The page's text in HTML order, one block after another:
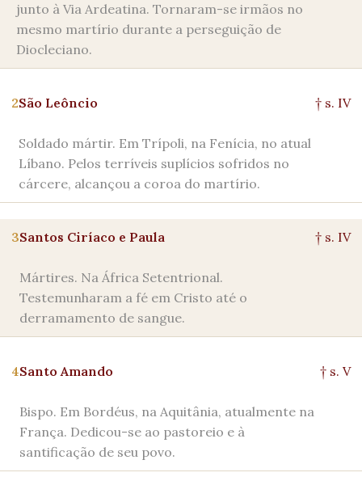
junto à Via Ardeatina. Tornaram-se irmãos no
mesmo martírio durante a perseguição de
Diocleciano.
2São Leôncio
Soldado mártir. Em Trípoli, na Fenícia, no atual
Líbano. Pelos terríveis suplícios sofridos no
cárcere, alcançou a coroa do martírio.
† s. IV
3Santos Ciríaco e Paula
Mártires. Na África Setentrional.
Testemunharam a fé em Cristo até o
derramamento de sangue.
† s. IV
4Santo Amando
Bispo. Em Bordéus, na Aquitânia, atualmente na
França. Dedicou-se ao pastoreio e à
santificação de seu povo.
† s. V